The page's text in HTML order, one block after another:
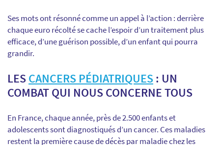
Ses mots ont résonné comme un appel à l’action : derrière
chaque euro récolté se cache l’espoir d’un traitement plus
efficace, d’une guérison possible, d’un enfant qui pourra
grandir.
LESCANCERS PÉDIATRIQUES: UN
COMBAT QUI NOUS CONCERNE TOUS
En France, chaque année, près de 2.500 enfants et
adolescents sont diagnostiqués d’un cancer. Ces maladies
restent la première cause de décès par maladie chez les